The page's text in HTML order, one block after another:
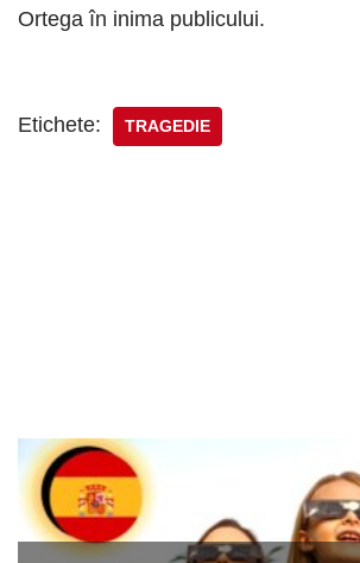
Ortega în inima publicului.
Etichete: TRAGEDIE